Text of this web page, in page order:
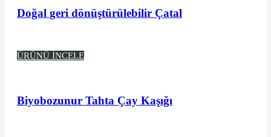
Doğal geri dönüştürülebilir Çatal
ÜRÜNÜ İNCELE
Biyobozunur Tahta Çay Kaşığı